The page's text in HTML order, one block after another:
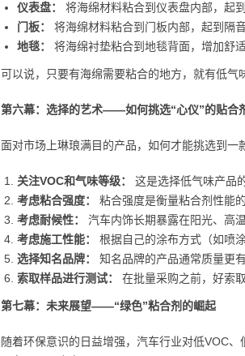
仪表盘：
将海绵材料粘合到仪表盘内部，起
门板：
将海绵材料粘合到门板内部，起到隔
地毯：
将海绵衬垫粘合到地毯背面，增加舒
可以说，只要有海绵需要粘合的地方，就有低气
第六幕：选择的艺术——如何挑选“心仪”的贴合
面对市场上琳琅满目的产品，如何才能挑选到一
关注VOC和气味等级：
这是选择低气味产品
考虑粘合强度：
粘合强度是衡量粘合剂性能
考虑耐候性：
汽车内饰长期暴露在阳光、高
考虑施工性能：
根据自己的涂布方式（如喷
选择知名品牌：
知名品牌的产品通常质量更
索取样品进行测试：
在批量采购之前，好索
第七幕：未来展望——“绿色”粘合剂的崛起
随着环保意识的日益增强，汽车行业对低VOC